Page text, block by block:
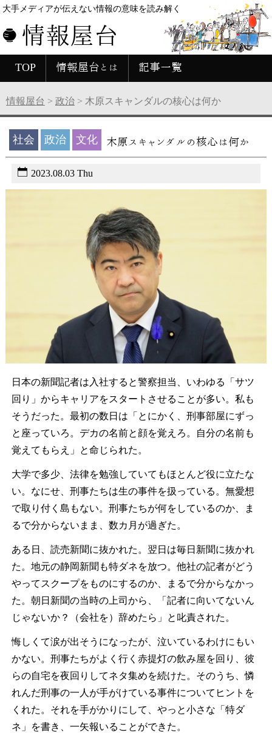
大手メディアが伝えない情報の意味を読み解く
情報屋台
TOP 情報屋台とは 記事一覧
情報屋台 > 政治 > 木原スキャンダルの核心は何か
社会 政治 文化 木原スキャンダルの核心は何か
2023.08.03 Thu
日本の新聞記者は入社すると警察担当、いわゆる「サツ
回り」からキャリアをスタートさせることが多い。私も
そうだった。最初の数日は「とにかく、刑事部屋にずっ
と座っていろ。デカの名前と顔を覚えろ。自分の名前も
覚えてもらえ」と命じられた。
大学で多少、法律を勉強していてもほとんど役に立たな
い。なにせ、刑事たちは生の事件を扱っている。無愛想
で取り付く島もない。刑事たちが何をしているのか、ま
るで分からないまま、数カ月が過ぎた。
ある日、読売新聞に抜かれた。翌日は毎日新聞に抜かれ
た。地元の静岡新聞も特ダネを放つ。他社の記者がどう
やってスクープをものにするのか、まるで分からなかっ
た。朝日新聞の当時の上司から、「記者に向いてないん
じゃないか？（会社を）辞めたら」と叱責された。
悔しくて涙が出そうになったが、泣いているわけにもい
かない。刑事たちがよく行く赤提灯の飲み屋を回り、彼
らの自宅を夜回りしてネタ集めを続けた。そのうち、憐
れんだ刑事の一人が手がけている事件についてヒントを
くれた。それを手がかりにして、やっと小さな「特ダ
ネ」を書き、一矢報いることができた。